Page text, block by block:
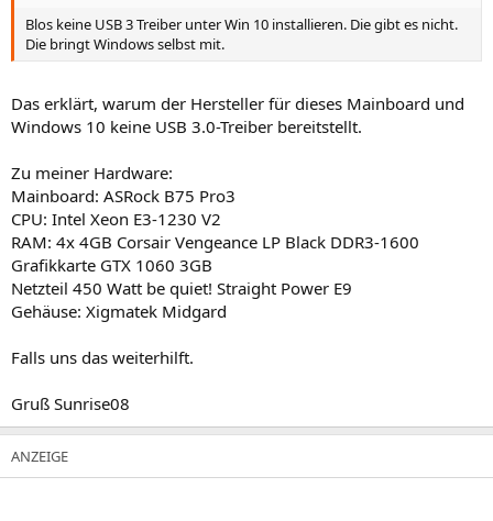
Blos keine USB 3 Treiber unter Win 10 installieren. Die gibt es nicht.
Die bringt Windows selbst mit.
Das erklärt, warum der Hersteller für dieses Mainboard und
Windows 10 keine USB 3.0-Treiber bereitstellt.
Zu meiner Hardware:
Mainboard: ASRock B75 Pro3
CPU: Intel Xeon E3-1230 V2
RAM: 4x 4GB Corsair Vengeance LP Black DDR3-1600
Grafikkarte GTX 1060 3GB
Netzteil 450 Watt be quiet! Straight Power E9
Gehäuse: Xigmatek Midgard
Falls uns das weiterhilft.
Gruß Sunrise08